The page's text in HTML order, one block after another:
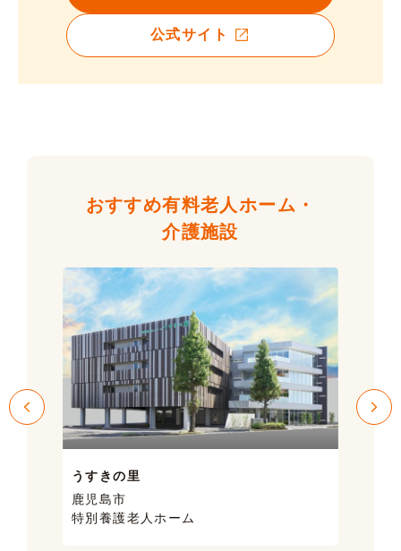
公式サイト
おすすめ有料老人ホーム・
介護施設
うすきの里
鹿児島市
特別養護老人ホーム